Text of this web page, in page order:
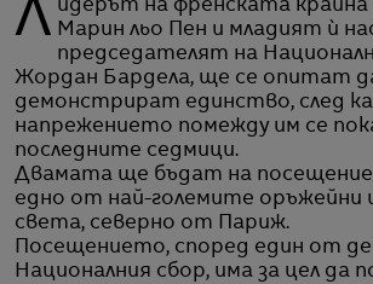
Лидерът на френската крайна десница Марин льо Пен и младият ѝ
председателят на
Жордан Бардела, ще се опитат
демонстрират единство, след
напрежението помежду им се
последните седмици.
Двамата ще бъдат на посещение
едно от най-големите оръжейни
света, северно от Париж.
Посещението, според един от
Националния сбор, има за цел да